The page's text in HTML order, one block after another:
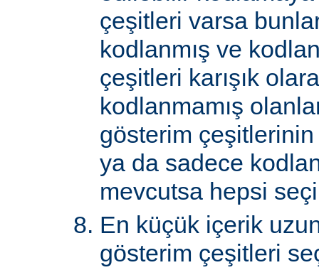
çeşitleri varsa
kodlanmış ve
çeşitleri karışık
kodlanmamış
gösterim
ya da sadece
mevcutsa hepsi
En küçük içerik
gösterim çeşitleri